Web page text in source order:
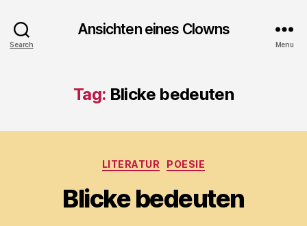
Search
Ansichten eines Clowns
Menu
Tag: Blicke bedeuten
Categories
LITERATUR POESIE
Blicke bedeuten